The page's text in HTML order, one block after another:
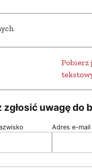
Pobierz
zgłosić uwagę do
Adres e-mail